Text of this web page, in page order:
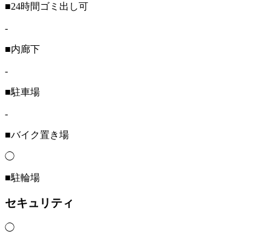
■24時間ゴミ出し可
-
■内廊下
-
■駐車場
-
■バイク置き場
◯
■駐輪場
セキュリティ
◯